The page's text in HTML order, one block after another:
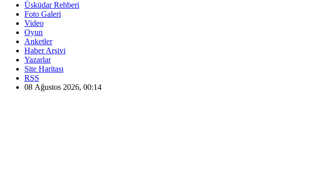
Üsküdar Rehberi
Foto Galeri
Video
Oyun
Anketler
Haber Arşivi
Yazarlar
Site Haritası
RSS
08 Ağustos 2026, 00:14